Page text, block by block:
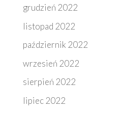
grudzień 2022
listopad 2022
październik 2022
wrzesień 2022
sierpień 2022
lipiec 2022